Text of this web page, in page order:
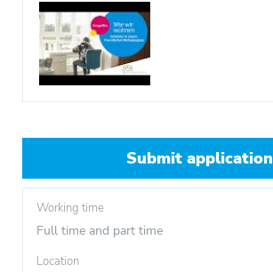
Submit application
Working time
Full time and part time
Location